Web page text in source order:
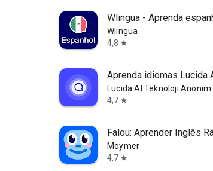
Wlingua - Aprenda
Wlingua
4,8 star
Aprenda idiomas Lucida
Lucida AI Teknoloji
4,7 star
Falou: Aprender Inglês
Moymer
4,7 star